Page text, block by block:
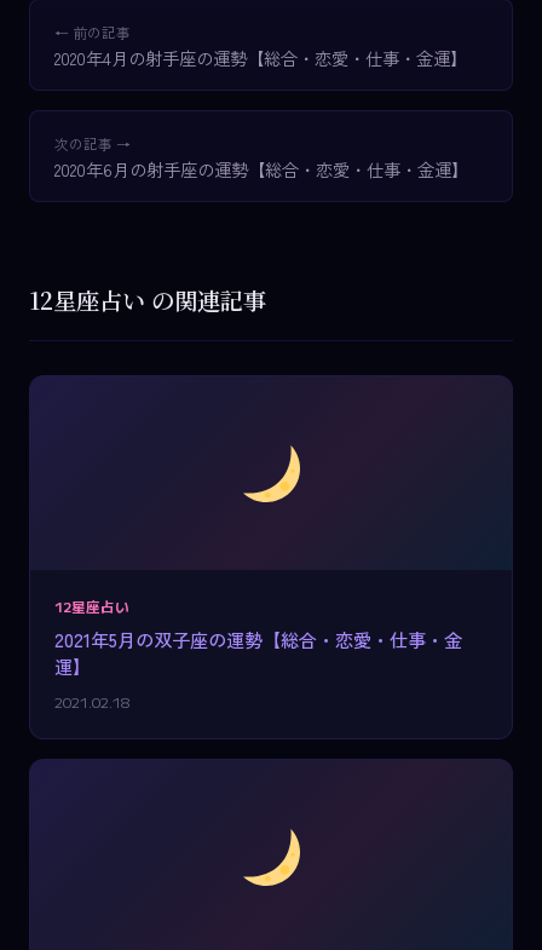
← 前の記事
2020年4月の射手座の運勢【総合・恋愛・仕事・金運】
次の記事 →
2020年6月の射手座の運勢【総合・恋愛・仕事・金運】
12星座占い の関連記事
12星座占い
2021年5月の双子座の運勢【総合・恋愛・仕事・金
運】
2021.02.18